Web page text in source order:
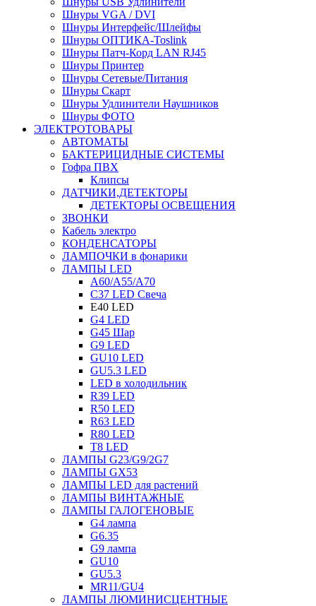
Шнуры VGA / DVI
Шнуры Интерфейс/Шлейфы
Шнуры ОПТИКА-Toslink
Шнуры Патч-Корд LAN RJ45
Шнуры Принтер
Шнуры Сетевые/Питания
Шнуры Скарт
Шнуры Удлинители Наушников
Шнуры ФОТО
ЭЛЕКТРОТОВАРЫ
АВТОМАТЫ
БАКТЕРИЦИДНЫЕ СИСТЕМЫ
Гофра ПВХ
Клипсы
ДАТЧИКИ,ДЕТЕКТОРЫ
ДЕТЕКТОРЫ ОСВЕЩЕНИЯ
ЗВОНКИ
Кабель электро
КОНДЕНСАТОРЫ
ЛАМПОЧКИ в фонарики
ЛАМПЫ LED
A60/A55/A70
C37 LED Свеча
E40 LED
G4 LED
G45 Шар
G9 LED
GU10 LED
GU5.3 LED
LED в холодильник
R39 LED
R50 LED
R63 LED
R80 LED
T8 LED
ЛАМПЫ G23/G9/2G7
ЛАМПЫ GX53
ЛАМПЫ LED для растений
ЛАМПЫ ВИНТАЖНЫЕ
ЛАМПЫ ГАЛОГЕНОВЫЕ
G4 лампа
G6.35
G9 лампа
GU10
GU5.3
MR11/GU4
ЛАМПЫ ЛЮМИНИСЦЕНТНЫЕ